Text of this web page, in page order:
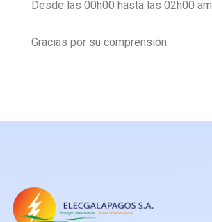
Desde las 00h00 hasta las 02h00 am
Gracias por su comprensión.